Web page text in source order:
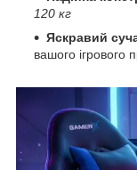
120 кг
Яскравий
вашого ігрового